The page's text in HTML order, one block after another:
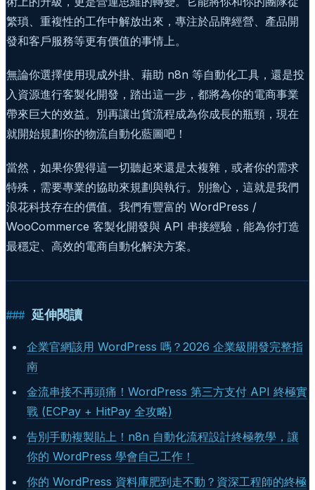
繁瑣、重複性的工作中解放出來，專注於品牌經營、產品開
發和客戶服務等更有價值的事情上。
無論你選擇使用現成外掛、藉助 n8n 等自動化工具，還是投
入資源進行客製化開發，踏出這一步，都將為你的電商事業
帶來巨大的效益。別再讓出貨流程成為你成長的瓶頸，現在
就開始規劃你的物流自動化藍圖吧！
當然，如果你覺得這一切聽起來還是太複雜，或者你的需求
特殊，需要專業的協助來規劃與執行。別擔心，這就是我們
浪花科技存在的價值。我們有豐富的 WordPress /
WooCommerce 客製化開發與 API 串接經驗，能為你打造
最穩定、高效的電商自動化解決方案。
延伸閱讀
企業官網該用 WordPress 嗎？2026 企業級開發完整指
南
金流串接不再頭痛！WordPress 第三方支付 API 終極實
戰 (ECPay + HitPay 全攻略)
告別手動複製貼上！n8n 自動化流程設計終極教學，讓
你的 WordPress 學會自己工作！
你的 WordPress 資料庫肥到走不動？資深工程師的終極